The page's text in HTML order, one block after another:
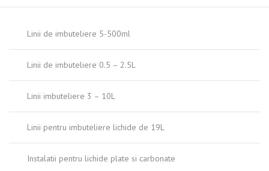
Linii de imbuteliere 5-500ml
Linii de imbuteliere 0.5 – 2.5L
Linii imbuteliere 3 – 10L
Linii pentru imbuteliere lichide de 19L
Instalatii pentru lichide plate si carbonate